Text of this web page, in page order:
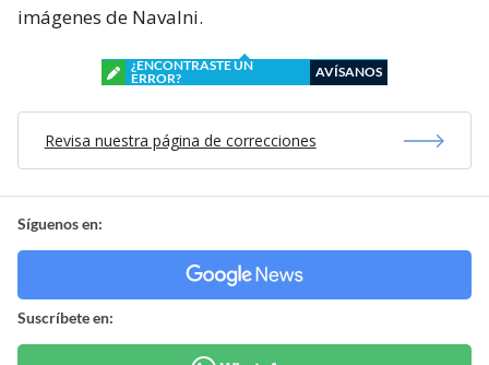
imágenes de Navalni.
¿ENCONTRASTE UN
ERROR?
AVÍSANOS
Revisa nuestra página de correcciones
Síguenos en:
Suscríbete en: